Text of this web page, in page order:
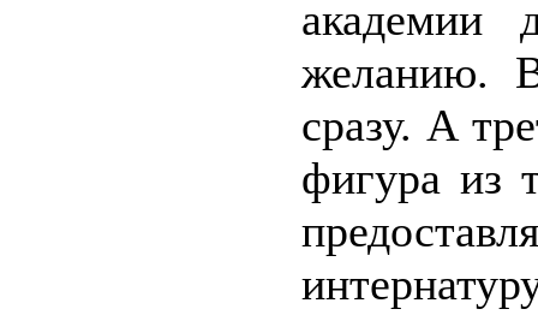
академии
желанию.
сразу. А
фигура из